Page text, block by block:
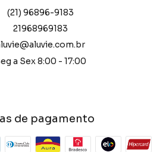
(21) 96896-9183
21968969183
a Sex 8:00 - 17:00
de pagamento